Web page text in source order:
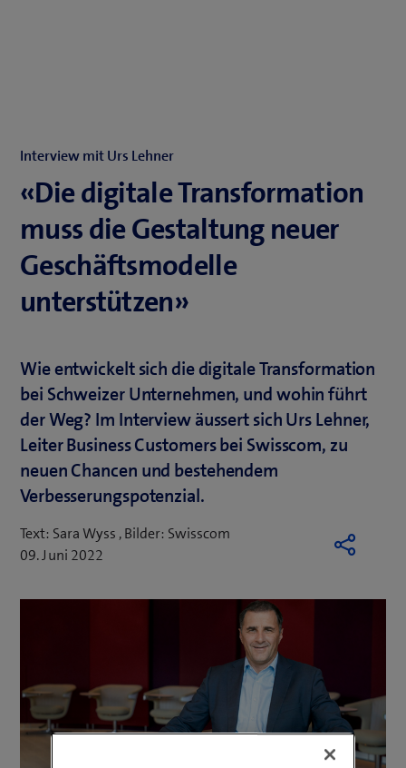
Interview mit Urs Lehner
«Die digitale Transformation
muss die Gestaltung neuer
Geschäftsmodelle
unterstützen»
Wie entwickelt sich die digitale Transformation
bei Schweizer Unternehmen, und wohin führt
der Weg? Im Interview äussert sich Urs Lehner,
Leiter Business Customers bei Swisscom, zu
neuen Chancen und bestehendem
Verbesserungspotenzial.
Text: Sara Wyss , Bilder: Swisscom
09. Juni 2022